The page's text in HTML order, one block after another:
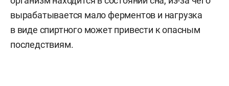
вырабатывается мало ферментов и нагрузка
в виде спиртного может привести к опасным
последствиям.